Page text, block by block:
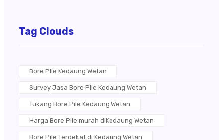
Tag Clouds
Bore Pile Kedaung Wetan
Survey Jasa Bore Pile Kedaung Wetan
Tukang Bore Pile Kedaung Wetan
Harga Bore Pile murah diKedaung Wetan
Bore Pile Terdekat di Kedaung Wetan